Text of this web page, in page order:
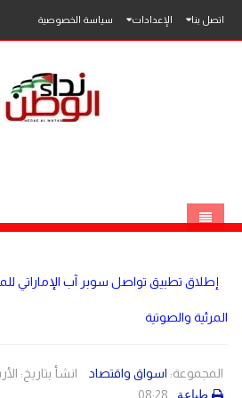
اتصل بنا الإعدادات سياسة الخصوصية
إطلاق تطبيق تواصل سوبر آب الإماراتي
المرئية والصوتية
المجموعة: اسواق واقتصاد
08:28
طباعة
فلسطين
عربي